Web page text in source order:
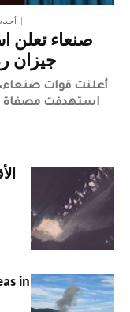
صنعاء تعلن
جيزان
أعلنت قوات صنعاء،
استهدفت مصفاة
in